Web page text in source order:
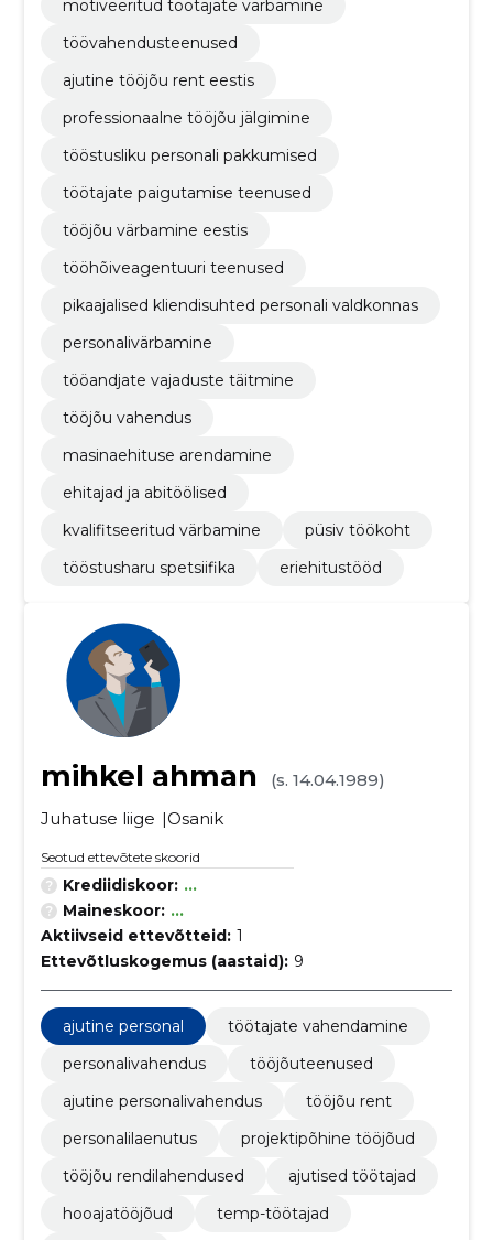
motiveeritud töötajate värbamine
töövahendusteenused
ajutine tööjõu rent eestis
professionaalne tööjõu jälgimine
tööstusliku personali pakkumised
töötajate paigutamise teenused
tööjõu värbamine eestis
tööhõiveagentuuri teenused
pikaajalised kliendisuhted personali valdkonnas
personalivärbamine
tööandjate vajaduste täitmine
tööjõu vahendus
masinaehituse arendamine
ehitajad ja abitöölised
kvalifitseeritud värbamine
püsiv töökoht
tööstusharu spetsiifika
eriehitustööd
mihkel ahman
(s. 14.04.1989)
Juhatuse liige
Osanik
Seotud ettevõtete skoorid
Krediidiskoor: ...
Maineskoor: ...
Aktiivseid ettevõtteid: 1
Ettevõtluskogemus (aastaid): 9
ajutine personal
töötajate vahendamine
personalivahendus
tööjõuteenused
ajutine personalivahendus
tööjõu rent
personalilaenutus
projektipõhine tööjõud
tööjõu rendilahendused
ajutised töötajad
hooajatööjõud
temp-töötajad